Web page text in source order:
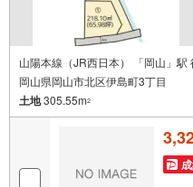
山陽本線（JR西日本） 「岡山」駅
岡山県岡山市北区伊島町3丁目
土地305.55m2